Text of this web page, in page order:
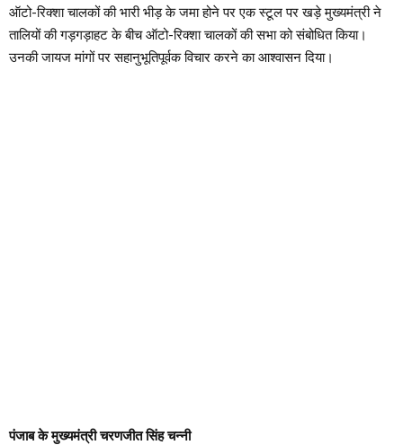
ऑटो-रिक्शा चालकों की भारी भीड़ के जमा होने पर एक स्टूल पर खड़े मुख्यमंत्री ने
तालियों की गड़गड़ाहट के बीच ऑटो-रिक्शा चालकों की सभा को संबोधित किया।
उनकी जायज मांगों पर सहानुभूतिपूर्वक विचार करने का आश्वासन दिया।
पंजाब के मुख्यमंत्री चरणजीत सिंह चन्नी